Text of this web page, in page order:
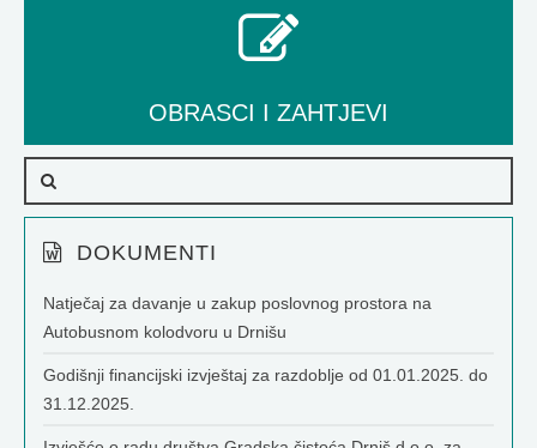
OBRASCI I ZAHTJEVI
DOKUMENTI
Natječaj za davanje u zakup poslovnog prostora na
Autobusnom kolodvoru u Drnišu
Godišnji financijski izvještaj za razdoblje od 01.01.2025. do
31.12.2025.